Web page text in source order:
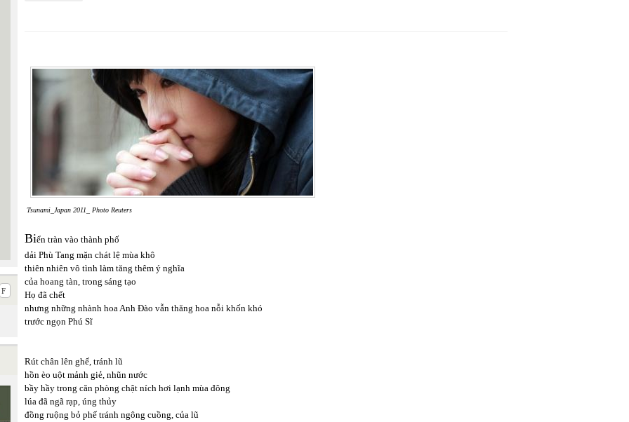
Tsunami_Japan 2011_ Photo Reuters
Biển tràn vào thành phố
dải Phù Tang mặn chát lệ mùa khô
thiên nhiên vô tình làm tăng thêm ý nghĩa
của hoang tàn, trong sáng tạo
Họ đã chết
nhưng những nhành hoa Anh Đào vẫn thăng hoa nỗi khốn khó
trước ngọn Phú Sĩ
Rút chân lên ghế, tránh lũ
hồn èo uột mảnh giẻ, nhũn nước
bầy hầy trong căn phòng chật ních hơi lạnh mùa đông
lúa đã ngã rạp, úng thủy
đồng ruộng bỏ phế tránh ngông cuồng, của lũ